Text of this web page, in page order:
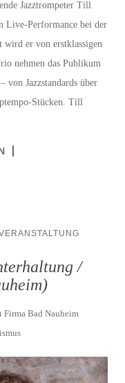
Jazztrompeter Till
Live-Performance bei der
wird er von erstklassigen
nehmen das Publikum
von Jazzstandards über
Stücken. Till
/
Firma Bad Nauheim